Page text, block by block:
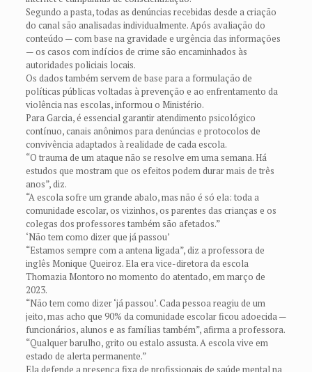
Segundo a pasta, todas as denúncias recebidas desde a criação
do canal são analisadas individualmente. Após avaliação do
conteúdo — com base na gravidade e urgência das informações
— os casos com indícios de crime são encaminhados às
autoridades policiais locais.
Os dados também servem de base para a formulação de
políticas públicas voltadas à prevenção e ao enfrentamento da
violência nas escolas, informou o Ministério.
Para Garcia, é essencial garantir atendimento psicológico
contínuo, canais anônimos para denúncias e protocolos de
convivência adaptados à realidade de cada escola.
“O trauma de um ataque não se resolve em uma semana. Há
estudos que mostram que os efeitos podem durar mais de três
anos”, diz.
“A escola sofre um grande abalo, mas não é só ela: toda a
comunidade escolar, os vizinhos, os parentes das crianças e os
colegas dos professores também são afetados.”
‘Não tem como dizer que já passou’
“Estamos sempre com a antena ligada”, diz a professora de
inglês Monique Queiroz. Ela era vice-diretora da escola
Thomazia Montoro no momento do atentado, em março de
2023.
“Não tem como dizer ‘já passou’. Cada pessoa reagiu de um
jeito, mas acho que 90% da comunidade escolar ficou adoecida —
funcionários, alunos e as famílias também”, afirma a professora.
“Qualquer barulho, grito ou estalo assusta. A escola vive em
estado de alerta permanente.”
Ela defende a presença fixa de profissionais de saúde mental na